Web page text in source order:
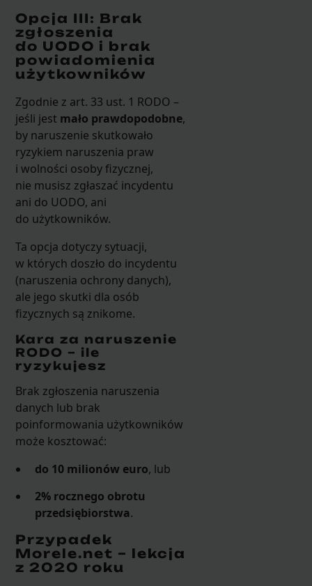
Opcja III: Brak
zgłoszenia
do UODO i brak
powiadomienia
użytkowników
Zgodnie z art. 33 ust. 1 RODO –
jeśli jest mało prawdopodobne,
by naruszenie skutkowało
ryzykiem naruszenia praw
i wolności osoby fizycznej,
nie musisz zgłaszać incydentu
ani do UODO, ani
do użytkowników.
Ta opcja dotyczy sytuacji,
w których doszło do incydentu
(naruszenia ochrony danych),
ale jego skutki dla osób
fizycznych są znikome.
Kara za naruszenie
RODO – ile
ryzykujesz
Brak zgłoszenia naruszenia
danych lub brak
poinformowania użytkowników
może kosztować:
do 10 milionów euro, lub
2% rocznego obrotu
przedsiębiorstwa.
Przypadek
Morele.net – lekcja
z 2020 roku